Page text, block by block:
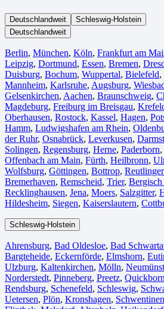
Deutschlandweit
Schleswig-Holstein
Deutschlandweit
Berlin⁠, München, Köln⁠, Frankfurt am
Leipzig, Dortmund, Essen, Bremen,
Duisburg⁠, Bochum, Wuppertal⁠, Bielefeld⁠,
Mannheim, Karlsruhe, Augsburg,
Gelsenkirchen⁠, Aachen⁠, Braunschweig,
Magdeburg, Freiburg im Breisgau⁠,
Oberhausen⁠, Rostock⁠, Kassel⁠, Hagen,
Hamm, Ludwigshafen am Rhein⁠,
der Ruhr, Osnabrück⁠, Leverkusen,
Solingen, Regensburg, Herne⁠, Paderborn,
Offenbach am Main, Fürth⁠, Heilbronn,
Wolfsburg⁠, Göttingen, Bottrop,
Bremerhaven⁠, Remscheid, Trier⁠,
Recklinghausen, Jena⁠, Moers⁠, Salzgitter⁠,
Hildesheim⁠, Siegen⁠, Kaiserslautern⁠,
Schleswig-Holstein
Ahrensburg, Bad Oldesloe, Bad
Bargteheide, Eckernförde, Elmshorn,
Ulzburg, Kaltenkirchen, Mölln,
Norderstedt, Pinneberg, Preetz, Quickborn
Rendsburg, Schenefeld, Schleswig,
Uetersen, Plön, Kronshagen,